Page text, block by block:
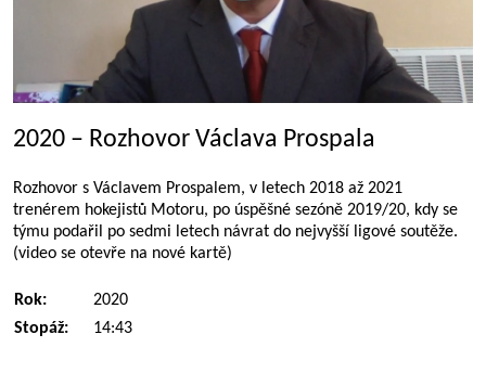
2020 – Rozhovor Václava Prospala
Rozhovor s Václavem Prospalem, v letech 2018 až 2021
trenérem hokejistů Motoru, po úspěšné sezóně 2019/20, kdy se
týmu podařil po sedmi letech návrat do nejvyšší ligové soutěže.
(video se otevře na nové kartě)
Rok:
2020
Stopáž:
14:43